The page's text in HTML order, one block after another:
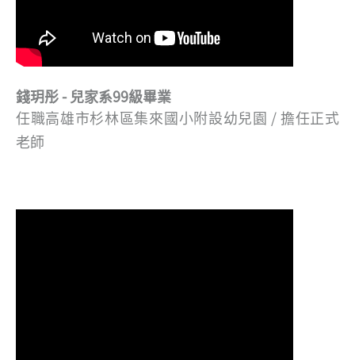
錢玥彤 - 兒家系99級畢業
任職高雄市杉林區集來國小附設幼兒園 / 擔任正式
老師